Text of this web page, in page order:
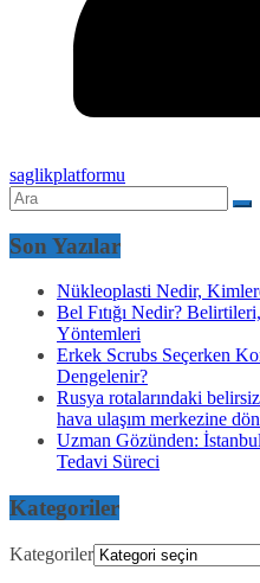
saglikplatformu
Son Yazılar
Nükleoplasti Nedir,
Bel Fıtığı Nedir?
Yöntemleri
Erkek Scrubs Seçerken
Dengelenir?
Rusya rotalarındaki
hava ulaşım merkezine
Uzman Gözünden:
Tedavi Süreci
Kategoriler
Kategoriler